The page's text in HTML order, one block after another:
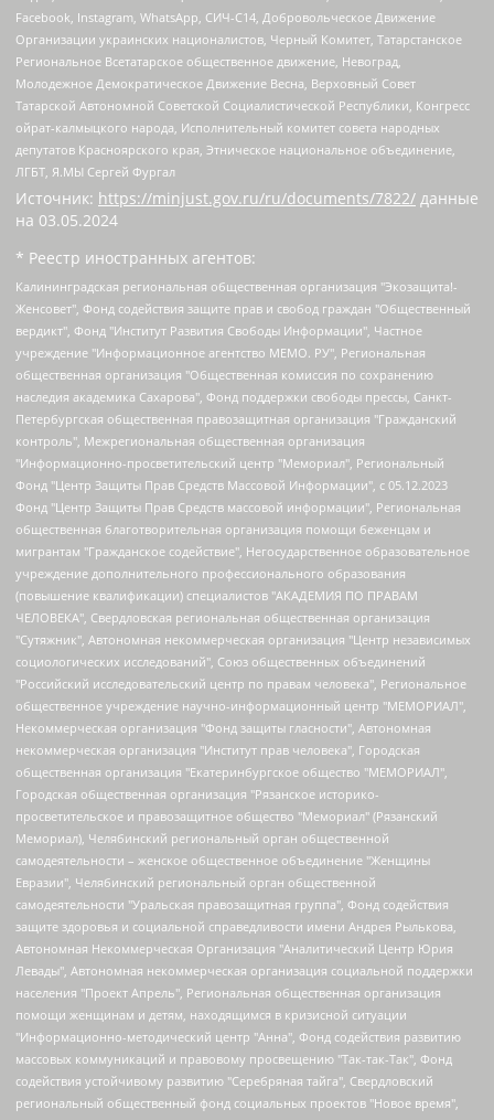
Facebook, Instagram, WhatsApp, СИЧ-С14, Добровольческое Движение
Организации украинских националистов, Черный Комитет, Татарстанское
Региональное Всетатарское общественное движение, Невоград,
Молодежное Демократическое Движение Весна, Верховный Совет
Татарской Автономной Советской Социалистической Республики, Конгресс
ойрат-калмыцкого народа, Исполнительный комитет совета народных
депутатов Красноярского края, Этническое национальное объединение,
ЛГБТ, Я.МЫ Сергей Фургал
Источник: https://minjust.gov.ru/ru/documents/7822/ данные
на 03.05.2024
* Реестр иностранных агентов:
Калининградская региональная общественная организация "Экозащита!-Женсовет", Фонд содействия защите прав и свобод граждан "Общественный вердикт", Фонд "Институт Развития Свободы Информации", Частное учреждение "Информационное агентство МЕМО. РУ", Региональная общественная организация "Общественная комиссия по сохранению наследия академика Сахарова", Фонд поддержки свободы прессы, Санкт-Петербургская общественная правозащитная организация "Гражданский контроль", Межрегиональная общественная организация "Информационно-просветительский центр "Мемориал", Региональный Фонд "Центр Защиты Прав Средств Массовой Информации", с 05.12.2023 Фонд "Центр Защиты Прав Средств массовой информации", Региональная общественная благотворительная организация помощи беженцам и мигрантам "Гражданское содействие", Негосударственное образовательное учреждение дополнительного профессионального образования (повышение квалификации) специалистов "АКАДЕМИЯ ПО ПРАВАМ ЧЕЛОВЕКА", Свердловская региональная общественная организация "Сутяжник", Автономная некоммерческая организация "Центр независимых социологических исследований", Союз общественных объединений "Российский исследовательский центр по правам человека", Региональное общественное учреждение научно-информационный центр "МЕМОРИАЛ", Некоммерческая организация "Фонд защиты гласности", Автономная некоммерческая организация "Институт прав человека", Городская общественная организация "Екатеринбургское общество "МЕМОРИАЛ", Городская общественная организация "Рязанское историко-просветительское и правозащитное общество "Мемориал" (Рязанский Мемориал), Челябинский региональный орган общественной самодеятельности – женское общественное объединение "Женщины Евразии", Челябинский региональный орган общественной самодеятельности "Уральская правозащитная группа", Фонд содействия защите здоровья и социальной справедливости имени Андрея Рылькова, Автономная Некоммерческая Организация "Аналитический Центр Юрия Левады", Автономная некоммерческая организация социальной поддержки населения "Проект Апрель", Региональная общественная организация помощи женщинам и детям, находящимся в кризисной ситуации "Информационно-методический центр "Анна", Фонд содействия развитию массовых коммуникаций и правовому просвещению "Так-так-Так", Фонд содействия устойчивому развитию "Серебряная тайга", Свердловский региональный общественный фонд социальных проектов "Новое время", "Idel.Реалии", Кавказ.Реалии, Крым.Реалии, Телеканал Настоящее Время, Татаро-башкирская служба Радио Свобода (Azatliq Radiosi), Радио Свободная Европа/Радио Свобода (PCE/PC), "Сибирь.Реалии", "Фактограф", Благотворительный фонд помощи осужденным и их семьям, Автономная некоммерческая организация "Институт глобализации и социальных движений", Фонд "В защиту прав заключенных", Частное учреждение "Центр поддержки и содействия развитию средств массовой информации", Пензенский региональный общественный благотворительный фонд "Гражданский союз", "Север.Реалии", Некоммерческая организация Фонд "Правовая инициатива", Общество с ограниченной ответственностью "Радио Свободная Европа/Радио Свобода", Чешское информационное агентство "MEDIUM-ORIENT", Красноярская региональная общественная организация "Мы против СПИДа", Камалягин Денис Николаевич, Маркелов Сергей Евгеньевич, Пономарев Лев Александрович, Савицкая Людмила Алексеевна, Автономная некоммерческая организация "Центр по работе с проблемой насилия "НАСИЛИЮ.НЕТ", Межрегиональный профессиональный союз работников здравоохранения "Альянс врачей", Юридическое лицо, зарегистрированное в Латвийской Республике, SIA "Medusa Project" (регистрационный номер 40103797863, дата регистрации 10.06.2014), Некоммерческая организация "Фонд по борьбе с коррупцией", Автономная некоммерческая организация "Институт права и публичной политики", Баданин Роман Сергеевич, Гликин Максим Александрович, Железнова Мария Михайловна, Лукьянова Юлия Сергеевна, Маетная Елизавета Витальевна, Маняхин Петр Борисович, Чуракова Ольга Владимировна, Ярош Юлия Петровна, Юридическое лицо "The Insider SIA", зарегистрированное в Риге, Латвийская Республика (дата регистрации 26.06.2015), являющееся администратором доменного имени интернет-издания "The Insider SIA", https://theins.ru, Постернак Алексей Евгеньевич, Рубин Михаил Аркадьевич, Анин Роман Александрович, Юридическое лицо Istories fonds, зарегистрированное в Латвийской Республике (регистрационный номер 50008295751, дата регистрации 24.02.2020), Великовский Дмитрий Александрович, Долинина Ирина Николаевна, Мароховская Алеся Алексеевна, Шлейнов Роман Юрьевич, Шмагун Олеся Валентиновна, Общество с ограниченной ответственностью "Альтаир 2021", Общество с ограниченной ответственностью "Вега 2021", Общество с ограниченной ответственностью "Главный редактор 2021", Общество с ограниченной ответственностью "Ромашки монолит", Важенков Артем Валерьевич, Ивановская областная общественная организация "Центр гендерных исследований", Гурман Юрий Альбертович, Медиапроект "ОВД-Инфо", Егоров Владимир Владимирович, Жилинский Владимир Александрович, Общество с ограниченной ответственностью "ЗП", Иванова София Юрьевна, Карезина Инна Павловна, Кильтау Екатерина Викторовна, Петров Алексей Викторович, Пискунов Сергей Евгеньевич, Смирнов Сергей Сергеевич, Тихонов Михаил Сергеевич, Общество с ограниченной ответственностью "ЖУРНАЛИСТ-ИНОСТРАННЫЙ АГЕНТ", Арапова Галина Юрьевна, Вольтская Татьяна Анатольевна, Американская компания "Mason G.E.S. Anonymous Foundation" (США), являющаяся владельцем интернет-издания https://mnews.world/, Компания "Stichting Bellingcat", зарегистрированная в Нидерландах (дата регистрации 11.07.2018), Захаров Андрей Вячеславович, Клепиковская Екатерина Дмитриевна, Общество с ограниченной ответственностью "МЕМО", Перл Роман Александрович, Симонов Евгений Алексеевич, Соловьева Елена Анатольевна, Сотников Даниил Владимирович, Сурначева Елизавета Дмитриевна, Автономная некоммерческая организация по защите прав человека и информированию населения "Якутия – Наше Мнение", Общество с ограниченной ответственностью "Москоу диджитал медиа", с 26.01.2023 Общество с ограниченной ответственностью "Чайка Белые сады", Ветошкина Валерия Валерьевна, Заговора Максим Александрович, Межрегиональное общественное движение "Российская ЛГБТ - сеть", Оленичев Максим Владимирович, Павлов Иван Юрьевич, Скворцова Елена Сергеевна, Общество с ограниченной ответственностью "Как бы инагент", Кочетков Игорь Викторович, Общество с ограниченной ответственностью "Честные выборы", Еланчик Олег Александрович, Общество с ограниченной ответственностью "Нобелевский призыв", Гималова Регина Эмилевна, Григорьев Андрей Валерьевич, Григорьева Алина Александровна, Ассоциация по содействию защите прав призывников, альтернативнослужащих и военнослужащих "Правозащитная группа "Гражданин.Армия.Право", Хисамова Регина Фаритовна, Автономная некоммерческая организация по реализации социально-правовых программ "Лилит", Дальневосточное общественное движение "Маяк", Санкт-Петербургская ЛГБТ-инициативная группа "Выход", Инициативная группа ЛГБТ+ "Реверс", Алексеев Андрей Викторович, Бекбулатова Таисия Львовна, Беляев Иван Михайлович, Владыкина Елена Сергеевна, Гельман Марат Александрович, Никульшина Вероника Юрьевна, Толоконникова Надежда Андреевна, Шендерович Виктор Анатольевич, Общество с ограниченной ответственностью "Данное сообщение", Общество с ограниченной ответственностью Издательский дом "Новая глава", Айнбиндер Александра Александровна, Московский комьюнити-центр для ЛГБТ+инициатив, Благотворительный фонд развития филантропии, Deutsche Welle (Германия, Kurt-Schumacher-Strasse 3, 53113 Bonn), Борзунова Мария Михайловна, Воробьев Виктор Викторович, Голубева Анна Львовна, Константинова Алла Михайловна, Малкова Ирина Владимировна, Мурадов Мурад Абдулгалимович, Осетинская Елизавета Николаевна, Понасенков Евгений Николаевич, Ганапольский Матвей Юрьевич, Киселев Евгений Алексеевич, Борухович Ирина Григорьевна, Дремин Иван Тимофеевич, Дубровский Дмитрий Викторович, Красноярская региональная общественная организация поддержки и развития альтернативных образовательных технологий и межкультурных коммуникаций "ИНТЕРРА", Маяковская Екатерина Алексеевна, Фейгин Марк Захарович, Филимонов Андрей Викторович, Дзугкоева Регина Николаевна, Доброхотов Роман Александрович, Дудь Юрий Александрович, Елкин Сергей Владимирович, Кругликов Кирилл Игоревич, Сабунаева Мария Леонидовна, Семенов Алексей Владимирович, Шаинян Карен Багратович, Шульман Екатерина Михайловна, Асафьев Артур Валерьевич, Вахштайн Виктор Семенович, Венедиктов Алексей Алексеевич, Лушникова Екатерина Евгеньевна, Волков Леонид Михайлович, Невзоров Александр Глебович, Пархоменко Сергей Борисович, Сироткин Ярослав Николаевич, Кара-Мурза Владимир Владимирович, Баранова Наталья Владимировна, Гозман Леонид Яковлевич, Кагарлицкий Борис Юльевич, Климарев Михаил Валерьевич, Милов Владимир Станиславович, Автономная некоммерческая организация Краснодарский центр современного искусства "Типография", Моргенштерн Алишер Тагирович, Соболь Любовь Эдуардовна, Общество с ограниченной ответственностью "ЛИЗА НОРМ", Каспаров Гарри Кимович, Ходорковский Михаил Борисович, Общество с ограниченной ответственностью "Апрельские тезисы", Данилович Ирина Брониславовна, Кашин Олег Владимирович, Петров Николай Владимирович, Пивоваров Алексей Владимирович, Соколов Михаил Владимирович, Цветкова Юлия Владимировна, Чичваркин Евгений Александрович, Комитет против пыток/Команда против пыток, Общество с ограниченной ответственностью "Первый научный", Общество с ограниченной ответственностью "Вертолет и ко", Белоцерковская Вероника Борисовна, Кац Максим Евгеньевич, Лазарева Татьяна Юрьевна, Шаведдинов Руслан Табризович, Яшин Илья Валерьевич, Общество с ограниченной ответственностью "Иноагент ААВ", Алешковский Дмитрий Петрович, Альбац Евгения Марковна, Быков Дмитрий Львович, Галямина Юлия Евгеньевна, Лойко Сергей Леонидович, Мартынов Кирилл Константинович, Медведев Сергей Александрович, Крашенинников Федор Геннадиевич, Гордеева Катерина Вл